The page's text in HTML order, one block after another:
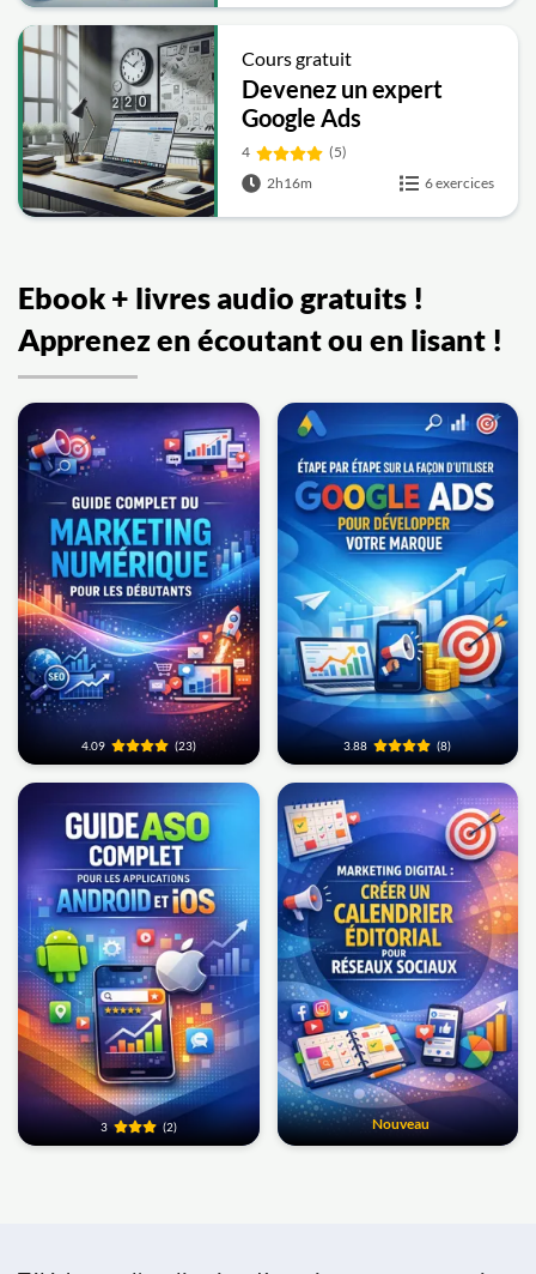
Cours gratuit
Devenez un expert
Google Ads
4
(5)
2h16m
6 exercices
Ebook + livres audio gratuits !
Apprenez en écoutant ou en lisant !
4.09 (23) 3.88 (8)
3 (2) Nouveau